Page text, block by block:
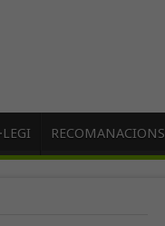
RECOMANACIONS